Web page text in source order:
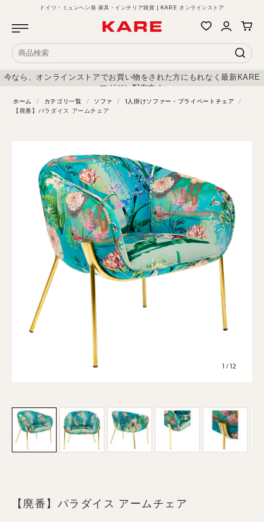
ドイツ・ミュンヘン発 家具・インテリア雑貨 | KARE オンラインストア
今なら、オンラインストアでお買い物をされた方にもれなく最新KARE
マガジン配布中！
ホーム / カテゴリ一覧 / ソファ / 1人掛けソファー・プライベートチェア
/
【廃番】パラダイス アームチェア
1 / 12
【廃番】パラダイス アームチェア